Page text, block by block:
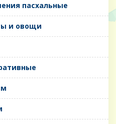
пасхальные
и овощи